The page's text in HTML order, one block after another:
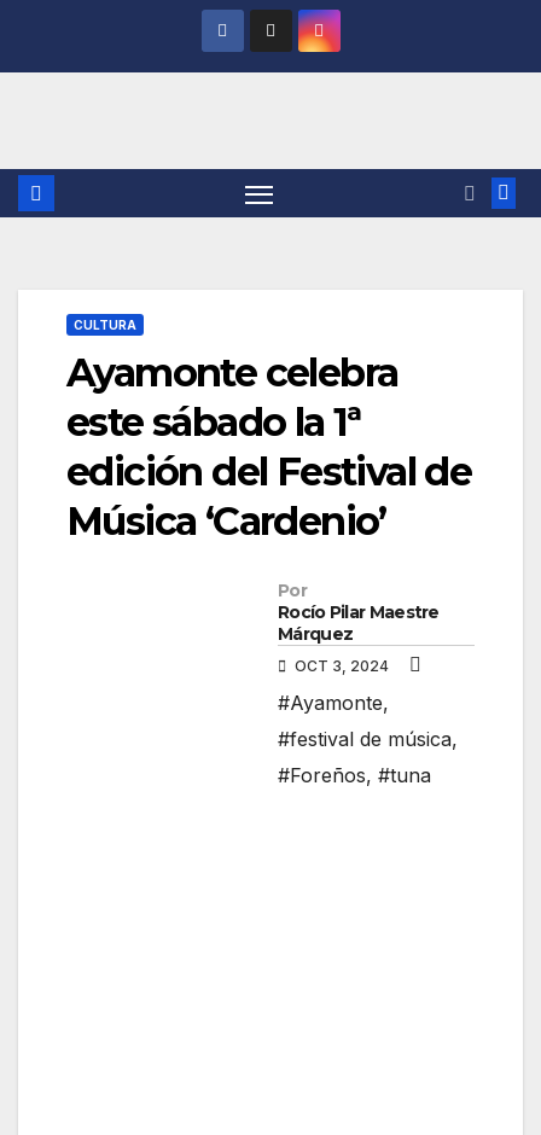
CULTURA
Ayamonte celebra
este sábado la 1ª
edición del Festival de
Música ‘Cardenio’
Por
Rocío Pilar Maestre
Márquez
OCT 3, 2024
#Ayamonte,
#festival de música,
#Foreños, #tuna